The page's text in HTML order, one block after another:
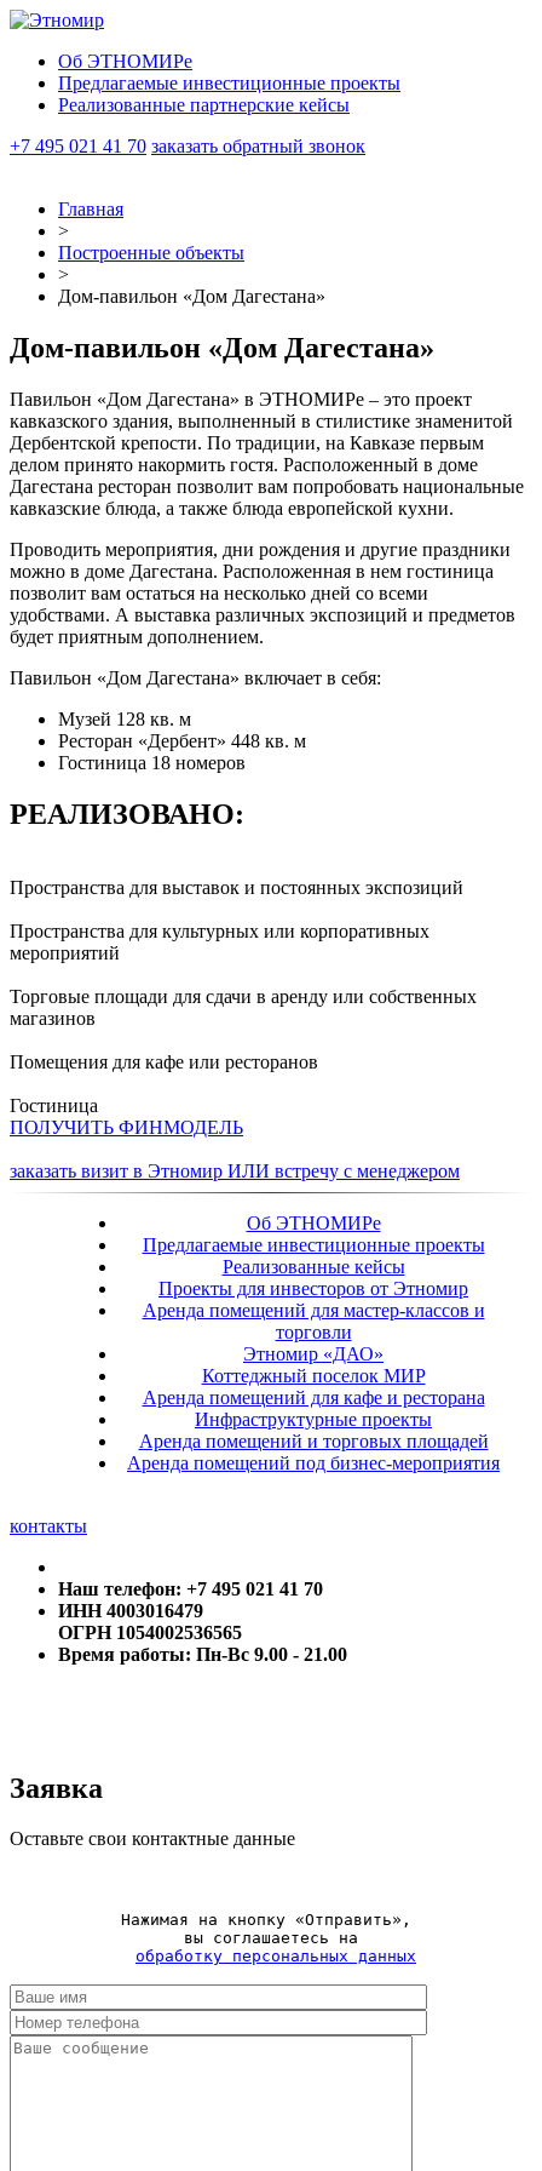
Об ЭТНОМИРе
Предлагаемые инвестиционные проекты
Реализованные партнерские кейсы
+7 495 021 41 70 заказать обратный звонок
Главная
>
Построенные объекты
>
Дом-павильон «Дом Дагестана»
Дом-павильон «Дом Дагестана»
Павильон «Дом Дагестана» в ЭТНОМИРе – это проект
кавказского здания, выполненный в стилистике знаменитой
Дербентской крепости. По традиции, на Кавказе первым
делом принято накормить гостя. Расположенный в доме
Дагестана ресторан позволит вам попробовать национальные
кавказские блюда, а также блюда европейской кухни.
Проводить мероприятия, дни рождения и другие праздники
можно в доме Дагестана. Расположенная в нем гостиница
позволит вам остаться на несколько дней со всеми
удобствами. А выставка различных экспозиций и предметов
будет приятным дополнением.
Павильон «Дом Дагестана» включает в себя:
Музей 128 кв. м
Ресторан «Дербент» 448 кв. м
Гостиница 18 номеров
РЕАЛИЗОВАНО:
Пространства для выставок и постоянных экспозиций
Пространства для культурных или корпоративных
мероприятий
Торговые площади для сдачи в аренду или собственных
магазинов
Помещения для кафе или ресторанов
Гостиница
ПОЛУЧИТЬ ФИНМОДЕЛЬ
заказать визит в Этномир ИЛИ встречу с менеджером
Об ЭТНОМИРе
Предлагаемые инвестиционные проекты
Реализованные кейсы
Проекты для инвесторов от Этномир
Аренда помещений для мастер-классов и
торговли
Этномир «ДАО»
Коттеджный поселок МИР
Аренда помещений для кафе и ресторана
Инфраструктурные проекты
Аренда помещений и торговых площадей
Аренда помещений под бизнес-мероприятия
контакты
Наш телефон: +7 495 021 41 70
ИНН 4003016479
ОГРН 1054002536565
Время работы: Пн-Вс 9.00 - 21.00
Заявка
Оставьте свои контактные данные
Нажимая на кнопку «Отправить»,
вы соглашаетесь на
обработку персональных данных